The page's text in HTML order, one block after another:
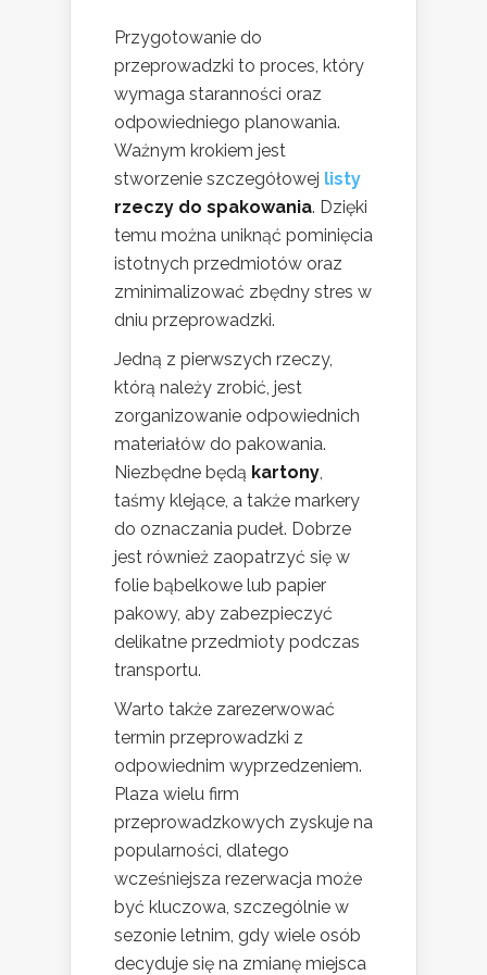
Przygotowanie do
przeprowadzki to proces, który
wymaga staranności oraz
odpowiedniego planowania.
Ważnym krokiem jest
stworzenie szczegółowej listy
rzeczy do spakowania. Dzięki
temu można uniknąć pominięcia
istotnych przedmiotów oraz
zminimalizować zbędny stres w
dniu przeprowadzki.
Jedną z pierwszych rzeczy,
którą należy zrobić, jest
zorganizowanie odpowiednich
materiałów do pakowania.
Niezbędne będą kartony
taśmy klejące, a także markery
do oznaczania pudeł. Dobrze
jest również zaopatrzyć się w
folie bąbelkowe lub papier
pakowy, aby zabezpieczyć
delikatne przedmioty podczas
transportu.
Warto także zarezerwować
termin przeprowadzki z
odpowiednim wyprzedzeniem.
Plaza wielu firm
przeprowadzkowych zyskuje na
popularności, dlatego
wcześniejsza rezerwacja może
być kluczowa, szczególnie w
sezonie letnim, gdy wiele osób
decyduje się na zmianę miejsca